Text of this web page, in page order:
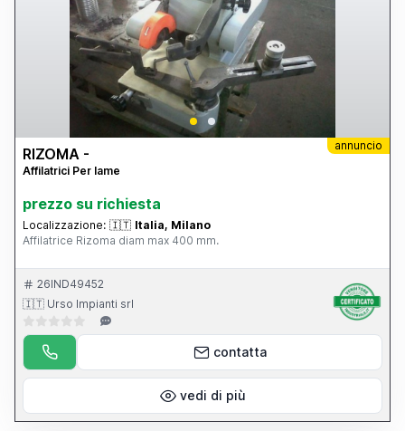
annuncio
RIZOMA -
Affilatrici Per lame
prezzo su richiesta
Localizzazione: 🇮🇹 Italia, Milano
Affilatrice Rizoma diam max 400 mm.
26IND49452
🇮🇹 Urso Impianti srl
contatta
vedi di più